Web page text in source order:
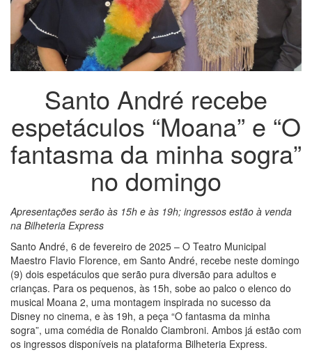
Santo André recebe
espetáculos “Moana” e “O
fantasma da minha sogra”
no domingo
Apresentações serão às 15h e às 19h; ingressos estão à venda
na Bilheteria Express
Santo André, 6 de fevereiro de 2025 – O Teatro Municipal
Maestro Flavio Florence, em Santo André, recebe neste domingo
(9) dois espetáculos que serão pura diversão para adultos e
crianças. Para os pequenos, às 15h, sobe ao palco o elenco do
musical Moana 2, uma montagem inspirada no sucesso da
Disney no cinema, e às 19h, a peça “O fantasma da minha
sogra”, uma comédia de Ronaldo Ciambroni. Ambos já estão com
os ingressos disponíveis na plataforma Bilheteria Express.